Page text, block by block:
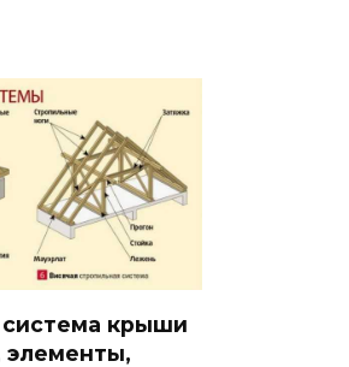
крыши
элементы,